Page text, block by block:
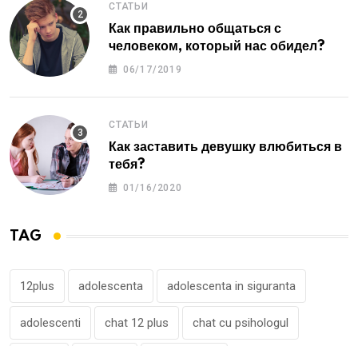
СТАТЬИ
Как правильно общаться с
человеком, который нас обидел?
06/17/2019
СТАТЬИ
Как заставить девушку влюбиться в
тебя?
01/16/2020
TAG
12plus adolescenta adolescenta in siguranta
adolescenti chat 12 plus chat cu psihologul